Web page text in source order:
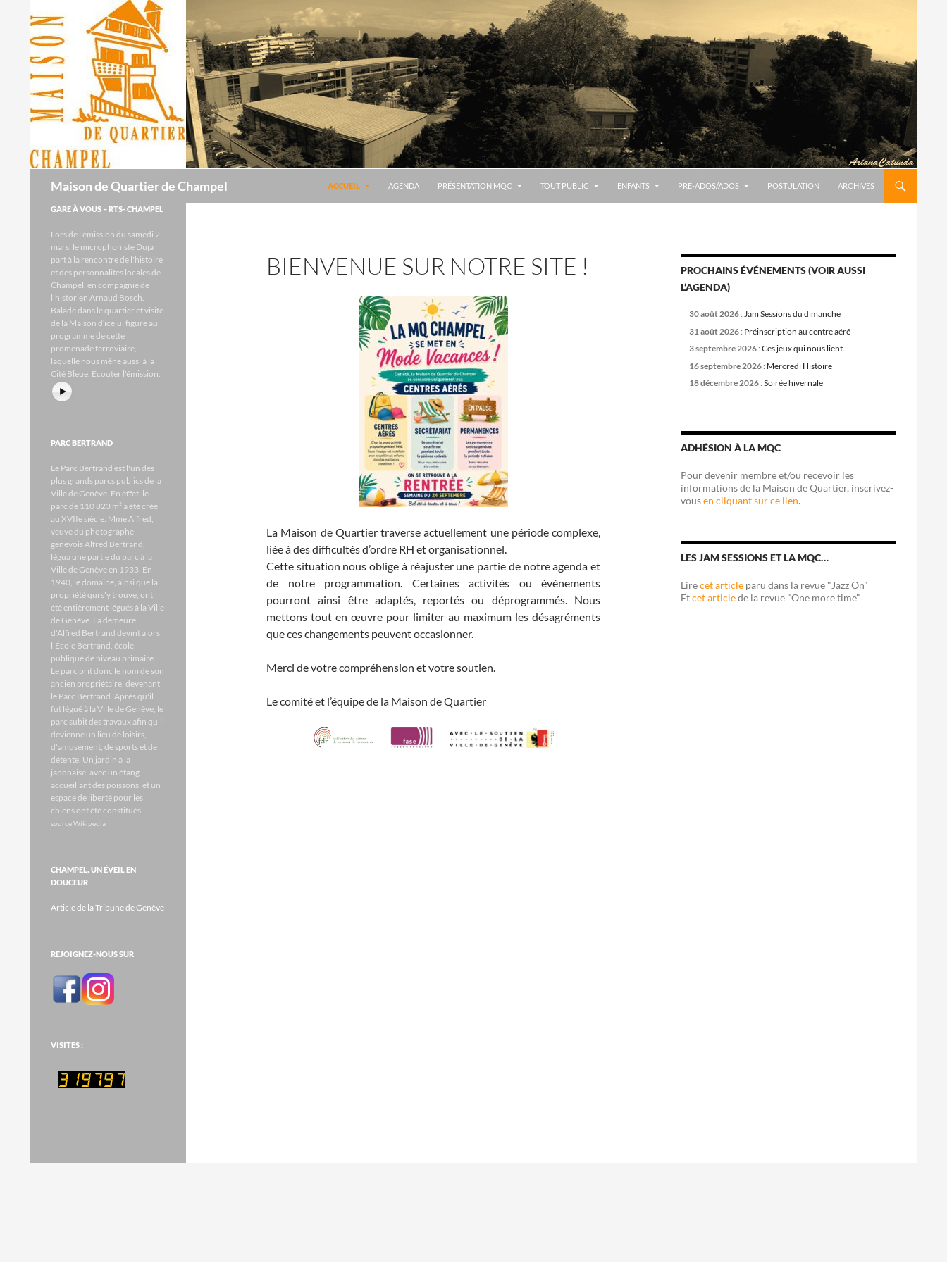
Maison de Quartier de Champel
ACCUEIL
AGENDA PRÉSENTATION MQC TOUT PUBLIC ENFANTS PRÉ-ADOS/ADOS POSTULATION ARCHIVES
BIENVENUE SUR NOTRE SITE !
La Maison de Quartier traverse actuellement une période complexe,
liée à des difficultés d’ordre RH et organisationnel.
Cette situation nous oblige à réajuster une partie de notre agenda et
de notre programmation. Certaines activités ou événements
pourront ainsi être adaptés, reportés ou déprogrammés. Nous
mettons tout en œuvre pour limiter au maximum les désagréments
que ces changements peuvent occasionner.
Merci de votre compréhension et votre soutien.
Le comité et l’équipe de la Maison de Quartier
PROCHAINS ÉVÉNEMENTS (VOIR AUSSI
L’AGENDA)
30 août 2026: Jam Sessions du dimanche
31 août 2026: Préinscription au centre aéré
3 septembre 2026: Ces jeux qui nous lient
16 septembre 2026: Mercredi Histoire
18 décembre 2026: Soirée hivernale
ADHÉSION À LA MQC
Pour devenir membre et/ou recevoir les
informations de la Maison de Quartier, inscrivez-
vousen cliquant sur ce lien.
LES JAM SESSIONS ET LA MQC…
Lirecet article paru dans la revue "Jazz On"
Etcet articlede la revue "One more time"
GARE À VOUS – RTS- CHAMPEL
Lors de l'émission du samedi 2
mars, le microphoniste Duja
part à la rencontre de l'histoire
et des personnalités locales de
Champel, en compagnie de
l'historien Arnaud Bosch.
Balade dans le quartier et visite
de la Maison dʹicelui figure au
programme de cette
promenade ferroviaire,
laquelle nous mène aussi à la
Cité Bleue. Ecouter l'émission:
PARC BERTRAND
Le Parc Bertrand est l'un des
plus grands parcs publics de la
Ville de Genève. En effet, le
parc de 110 823 m² a été créé
au XVIIe siècle. Mme Alfred,
veuve du photographe
genevois Alfred Bertrand,
légua une partie du parc à la
Ville de Genève en 1933. En
1940, le domaine, ainsi que la
propriété qui s'y trouve, ont
été entièrement légués à la Ville
de Genève. La demeure
d'Alfred Bertrand devint alors
l'École Bertrand, école
publique de niveau primaire.
Le parc prit donc le nom de son
ancien propriétaire, devenant
le Parc Bertrand. Après qu'il
fut légué à la Ville de Genève, le
parc subit des travaux afin qu'il
devienne un lieu de loisirs,
d'amusement, de sports et de
détente. Un jardin à la
japonaise, avec un étang
accueillant des poissons, et un
espace de liberté pour les
chiens ont été constitués.
source Wikipedia
CHAMPEL, UN ÉVEIL EN
DOUCEUR
Article de la Tribune de Genève
REJOIGNEZ-NOUS SUR
VISITES :